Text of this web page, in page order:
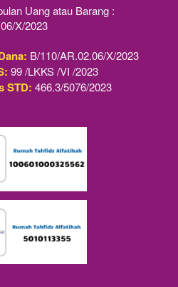
Uang atau Barang :
X/2023
B/110/AR.02.06/X/2023
99 /LKKS /VI /2023
STD: 466.3/5076/2023